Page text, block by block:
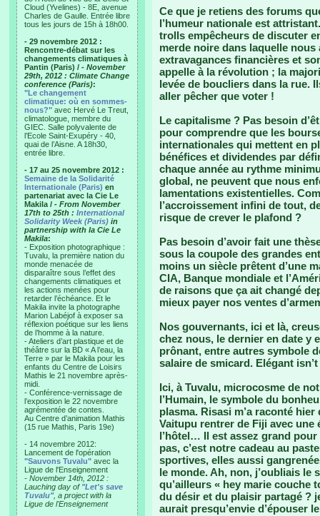
Cloud (Yvelines) - 8E, avenue
Charles de Gaulle. Entrée libre
tous les jours de 15h à 18h00.
- 29 novembre 2012 :
Rencontre-débat sur les
changements climatiques à
Pantin (Paris) / - November
29th, 2012 : Climate Change
conference (Paris):
"Le changement
climatique: où en sommes-
nous?" avec Hervé Le Treut,
climatologue, membre du
GIEC. Salle polyvalente de
l’Ecole Saint-Exupéry - 40,
quai de l’Aisne. A 18h30,
entrée libre.
- 17 au 25 novembre 2012 :
Semaine de la Solidarité
Internationale (Paris) en
partenariat avec la Cie Le
Makila / - From November
17th to 25th : International
Solidarity Week (Paris) in
partnership with la Cie Le
Makila:
- Exposition photographique :
Tuvalu, la première nation du
monde menacée de
disparaître sous l’effet des
changements climatiques et
les actions menées pour
retarder l’échéance. Et le
Makila invite la photographe
Marion Labéjof à exposer sa
réflexion poétique sur les liens
de l’homme à la nature.
- Ateliers d’art plastique et de
théâtre sur la BD « A l’eau, la
Terre » par le Makila pour les
enfants du Centre de Loisirs
Mathis le 21 novembre après-
midi.
- Conférence-vernissage de
l’exposition le 22 novembre
agrémentée de contes.
Au Centre d’animation Mathis
(15 rue Mathis, Paris 19e)
- 14 novembre 2012:
Lancement de l'opération
"Sauvons Tuvalu" avec la
Ligue de l'Enseignement
- November 14th, 2012 :
Lauching day of "Let's save
Tuvalu", a project with la
Ligue de l'Enseignement
Ce que je retiens des forums
l’humeur nationale est
trolls empêcheurs de discuter
merde noire dans laquelle
extravagances financières et
appelle à la révolution ; la
levée de boucliers dans la rue.
aller pêcher que voter !
Le capitalisme ? Pas besoin
pour comprendre que les
internationales qui mettent en
bénéfices et dividendes par
chaque année au rythme
global, ne peuvent que nous
lamentations existentielles.
l’accroissement infini de tout,
risque de crever le plafond ?
Pas besoin d’avoir fait une
sous la coupole des grandes
moins un siècle prêtent d’une
CIA, Banque mondiale et
de raisons que ça ait changé
mieux payer nos ventes
Nos gouvernants, ici et là,
chez nous, le dernier en date y
prônant, entre autres symbole
salaire de smicard. Elégant
Ici, à Tuvalu, microcosme de
l’Humain, le symbole du
plasma. Risasi m’a raconté
Vaitupu rentrer de Fiji avec une
l’hôtel… Il est assez grand pour
pas, c’est notre cadeau au
sportives, elles aussi
le monde. Ah, non, j’oubliais le
qu’ailleurs « hey marie couche
du désir et du plaisir partagé ?
aurait presqu’envie d’épouser